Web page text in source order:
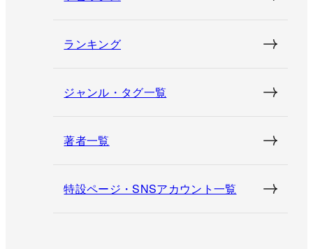
ランキング
ジャンル・タグ一覧
著者一覧
特設ページ・SNSアカウント一覧